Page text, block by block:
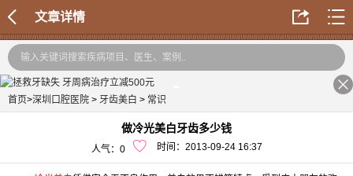
文章详情
首页>深圳口腔医院 > 牙齿美白 > 常识
做冷光美白牙齿多少钱
人气： 0 时间：2013-09-24 16:37